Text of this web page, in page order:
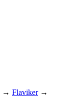
→ Flaviker→